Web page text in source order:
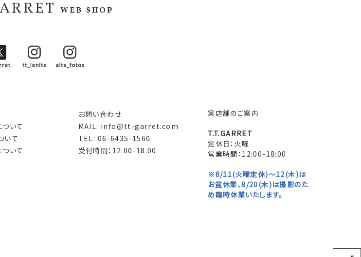
いて
いて
いて
お問い合わせ
MAIL: info@tt-garret.com
TEL: 06-6435-1560
受付時間：12:00-18:00
実店舗のご案内
T.T.GARRET
定休日：火曜
営業時間：12:00-18:00
※8/11(火曜定休)～12(木)は
お盆休業、8/20(木)は撮影のた
め臨時休業いたします。